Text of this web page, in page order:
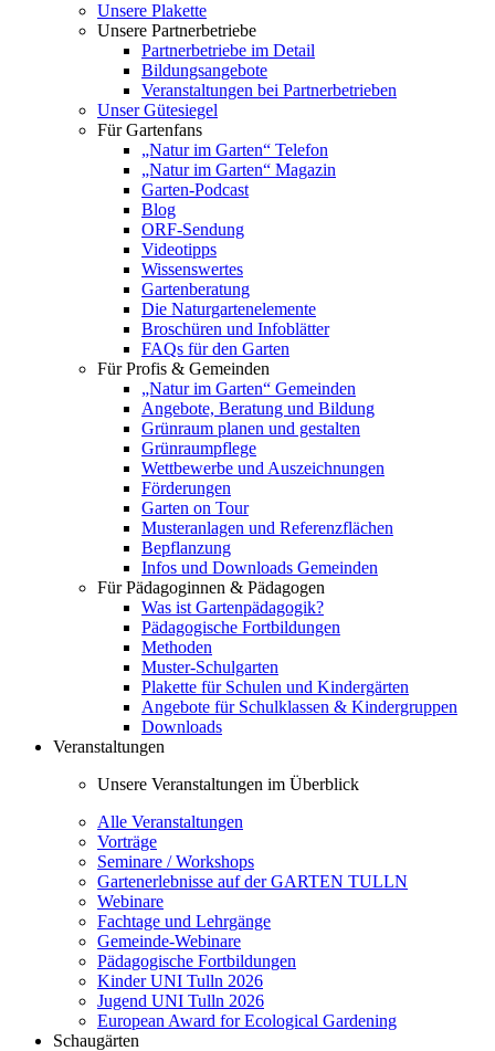
Unsere Plakette
Unsere Partnerbetriebe
Partnerbetriebe im Detail
Bildungsangebote
Veranstaltungen bei Partnerbetrieben
Unser Gütesiegel
Für Gartenfans
„Natur im Garten“ Telefon
„Natur im Garten“ Magazin
Garten-Podcast
Blog
ORF-Sendung
Videotipps
Wissenswertes
Gartenberatung
Die Naturgartenelemente
Broschüren und Infoblätter
FAQs für den Garten
Für Profis & Gemeinden
„Natur im Garten“ Gemeinden
Angebote, Beratung und Bildung
Grünraum planen und gestalten
Grünraumpflege
Wettbewerbe und Auszeichnungen
Förderungen
Garten on Tour
Musteranlagen und Referenzflächen
Bepflanzung
Infos und Downloads Gemeinden
Für Pädagoginnen & Pädagogen
Was ist Gartenpädagogik?
Pädagogische Fortbildungen
Methoden
Muster-Schulgarten
Plakette für Schulen und Kindergärten
Angebote für Schulklassen & Kindergruppen
Downloads
Veranstaltungen
Unsere Veranstaltungen im Überblick
Alle Veranstaltungen
Vorträge
Seminare / Workshops
Gartenerlebnisse auf der GARTEN TULLN
Webinare
Fachtage und Lehrgänge
Gemeinde-Webinare
Pädagogische Fortbildungen
Kinder UNI Tulln 2026
Jugend UNI Tulln 2026
European Award for Ecological Gardening
Schaugärten